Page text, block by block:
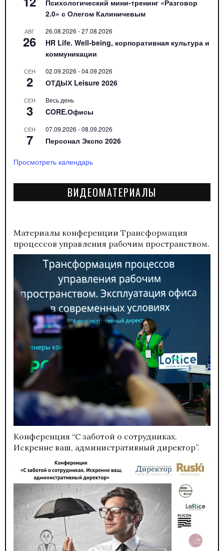
Психологический мини-тренинг «Разговор
2.0» с Олегом Калиничевым
АВГ
26
26.08.2026 -27.08.2026
HR Life. Well-being, корпоративная культура и
коммуникации
СЕН
2
02.09.2026 -04.09.2026
ОТДЫХ Leisure 2026
СЕН
3
Весь день
CORE.Офисы
СЕН
7
07.09.2026 -08.09.2026
Персонал Экспо 2026
Просмотреть календарь
ВИДЕОМАТЕРИАЛЫ
Материалы конференции Трансформация
процессов управления рабочим пространством.
Конференция “С заботой о сотрудниках.
Искренне ваш, административный директор”.